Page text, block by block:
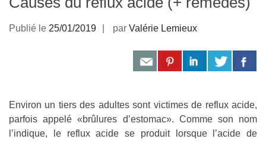
Publié le 25/01/2019 par Valérie Lemieux
Environ un tiers des adultes sont victimes de reflux acide,
parfois appelé «brûlures d’estomac». Comme son nom
l’indique, le reflux acide se produit lorsque l’acide de